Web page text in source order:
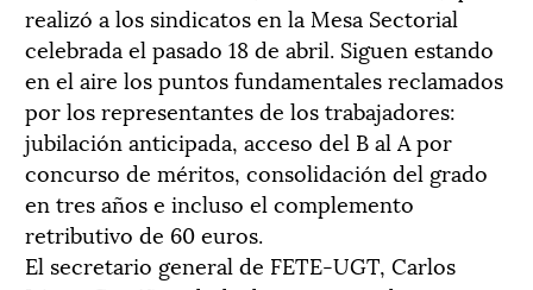
realizó a los sindicatos en la Mesa Sectorial
celebrada el pasado 18 de abril. Siguen estando
en el aire los puntos fundamentales reclamados
por los representantes de los trabajadores:
jubilación anticipada, acceso del B al A por
concurso de méritos, consolidación del grado
en tres años e incluso el complemento
retributivo de 60 euros.
El secretario general de FETE-UGT, Carlos